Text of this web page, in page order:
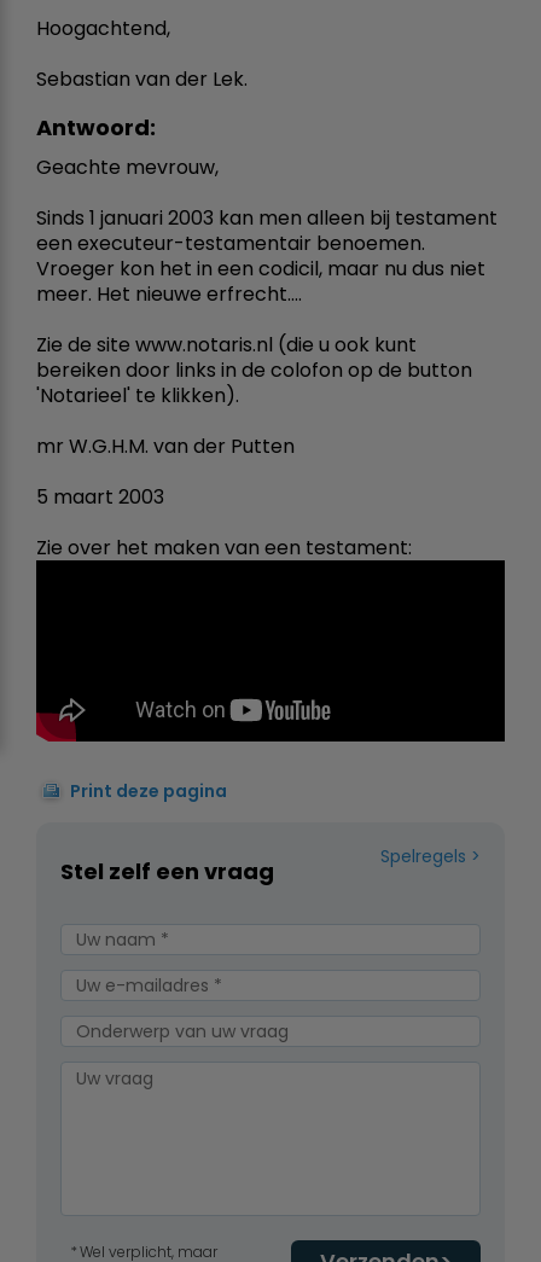
Hoogachtend,
Sebastian van der Lek.
Antwoord:
Geachte mevrouw,
Sinds 1 januari 2003 kan men alleen bij testament
een executeur-testamentair benoemen.
Vroeger kon het in een codicil, maar nu dus niet
meer. Het nieuwe erfrecht....
Zie de site www.notaris.nl (die u ook kunt
bereiken door links in de colofon op de button
'Notarieel' te klikken).
mr W.G.H.M. van der Putten
5 maart 2003
Zie over het maken van een testament:
Print deze pagina
Spelregels
Stel zelf een vraag
Wel verplicht, maar